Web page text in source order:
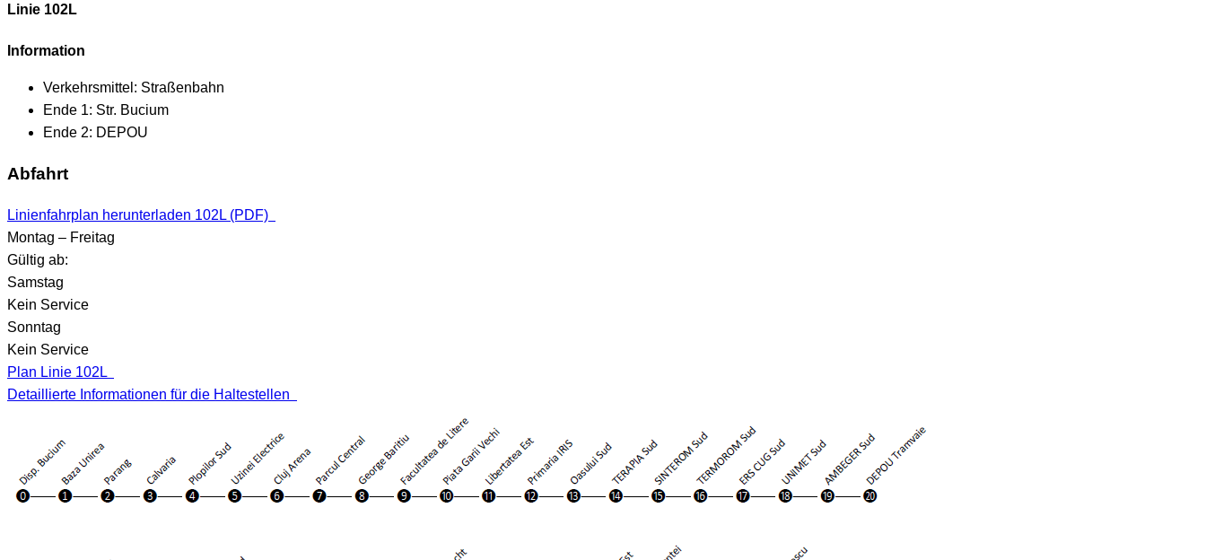
Linie 102L
Information
Verkehrsmittel: Straßenbahn
Ende 1: Str. Bucium
Ende 2: DEPOU
Abfahrt
Linienfahrplan herunterladen 102L (PDF)
Montag – Freitag
Gültig ab:
Samstag
Kein Service
Sonntag
Kein Service
Plan Linie 102L
Detaillierte Informationen für die Haltestellen